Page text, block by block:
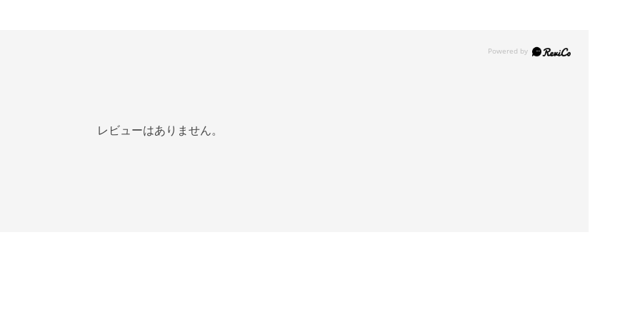
レビューはありません。